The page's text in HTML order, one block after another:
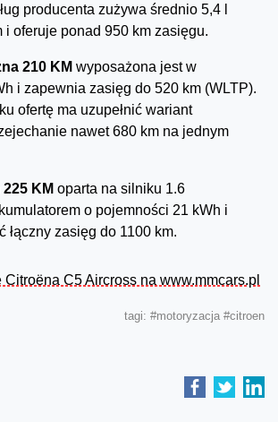
producenta zużywa średnio 5,4 l
i oferuje ponad 950 km zasięgu.
210 KM wyposażona jest w
i zapewnia zasięg do 520 km (WLTP).
ofertę ma uzupełnić wariant
nawet 680 km na jednym
KM oparta na silniku 1.6
o pojemności 21 kWh i
łączny zasięg do 1100 km.
C5 Aircross na www.mmcars.pl
tagi: #motoryzacja #citroen